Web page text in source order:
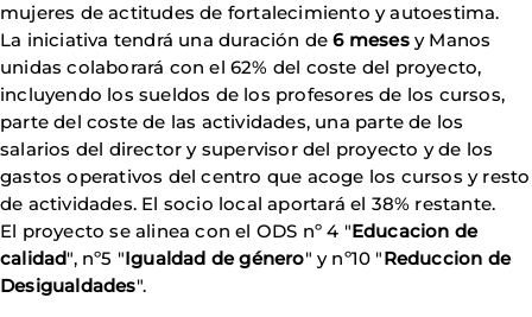
mujeres de actitudes de fortalecimiento y autoestima.
La iniciativa tendrá una duración de6 mesesy Manos
unidas colaborará con el 62% del coste del proyecto,
incluyendo los sueldos de los profesores de los cursos,
parte del coste de las actividades, una parte de los
salarios del director y supervisor del proyecto y de los
gastos operativos del centro que acoge los cursos y resto
de actividades. El socio local aportará el 38% restante.
El proyecto se alinea con el ODS nº 4 "Educacion de
calidad", nº5 "Igualdad de género" y nº10 "Reduccion de
Desigualdades".